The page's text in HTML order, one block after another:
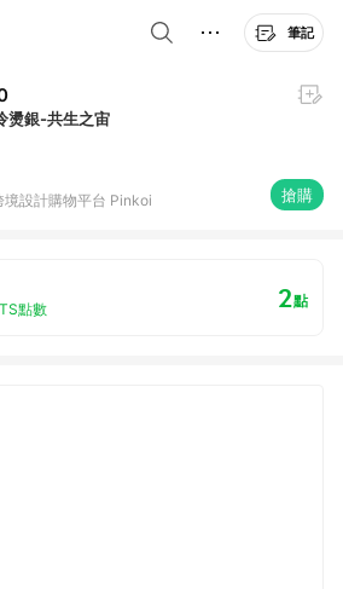
筆記
燙銀-共生之宙
境設計購物平台 Pinkoi 搶購
點數 2點